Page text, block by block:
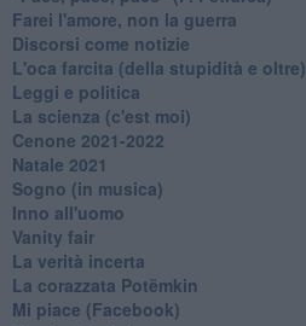
Farei l'amore, non la guerra
Discorsi come notizie
L'oca farcita (della stupidità e oltre)
Leggi e politica
La scienza (c'est moi)
Cenone 2021-2022
Natale 2021
Sogno (in musica)
Inno all'uomo
Vanity fair
La verità incerta
La corazzata Potëmkin
Mi piace (Facebook)